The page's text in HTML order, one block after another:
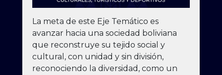
La meta de este Eje Temático es
avanzar hacia una sociedad boliviana
que reconstruye su tejido social y
cultural, con unidad y sin división,
reconociendo la diversidad, como un